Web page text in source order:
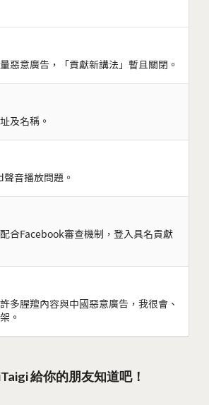
惡意廣告，「貢獻新講法」暫且關閉。
及名稱。
音播放問題。
合Facebook審查機制，登入具名貢獻
多腥羶內容與中國惡意廣告，我很會、
。
給你的朋友知道吧！